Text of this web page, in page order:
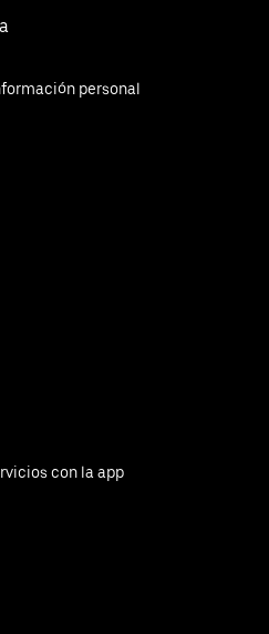
personal
con la app